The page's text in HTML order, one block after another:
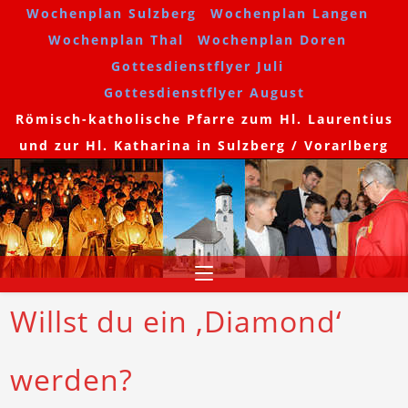
Wochenplan Sulzberg
Wochenplan Langen
Wochenplan Thal
Wochenplan Doren
Gottesdienstflyer Juli
Gottesdienstflyer August
Römisch-katholische Pfarre zum Hl. Laurentius
und zur Hl. Katharina in Sulzberg / Vorarlberg
Willst du ein ‚Diamond‘
werden?